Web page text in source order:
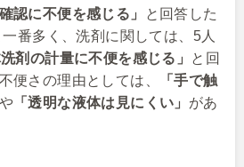
認に不便を感じる」
と回答した
番多く、洗剤に関しては、5人
洗剤の計量に不便を感じる」
と回
便さの理由としては、
「手で触
や 「透明な液体は見にくい」 があ